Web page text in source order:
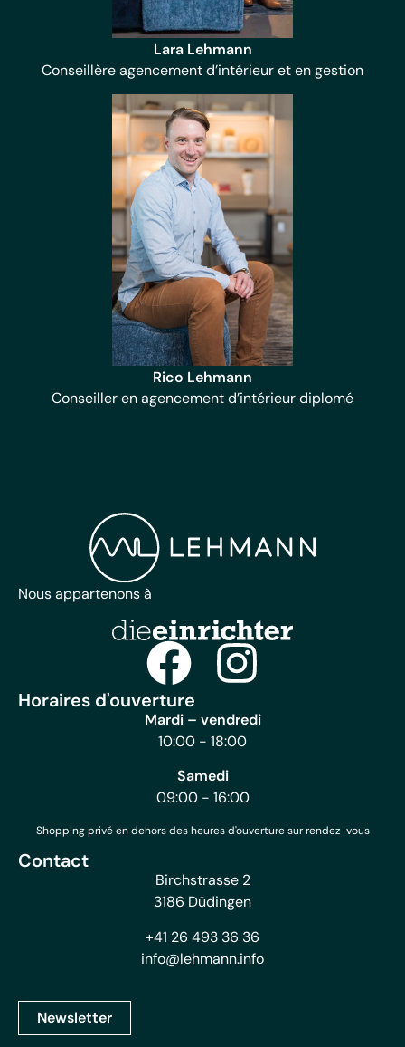
Lara Lehmann
Conseillère agencement d’intérieur et en gestion
Rico Lehmann
Conseiller en agencement d’intérieur diplomé
Nous appartenons à
Horaires d'ouverture
Mardi – vendredi
10:00 - 18:00
Samedi
09:00 - 16:00
Shopping privé en dehors des heures d'ouverture sur rendez-vous
Contact
Birchstrasse 2
3186 Düdingen
+41 26 493 36 36
info@lehmann.info
Newsletter